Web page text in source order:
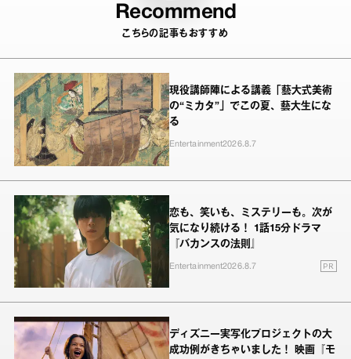
Recommend
こちらの記事もおすすめ
現役講師陣による講義「藝大式美術
の“ミカタ”」でこの夏、藝大生にな
る
Entertainment2026.8.7
恋も、笑いも、ミステリーも。次が
気になり続ける！ 1話15分ドラマ
『バカンスの法則』
Entertainment2026.8.7 PR
ディズニー実写化プロジェクトの大
成功例がきちゃいました！ 映画『モ